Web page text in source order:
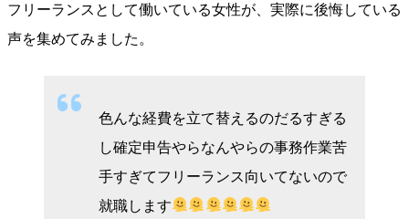
フリーランスとして働いている女性が、実際に後悔している
声を集めてみました。
色んな経費を立て替えるのだるすぎる
し確定申告やらなんやらの事務作業苦
手すぎてフリーランス向いてないので
就職します